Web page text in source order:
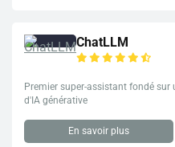
ChatLLM
Premier super-assistant fondé
d'IA générative
En savoir plus